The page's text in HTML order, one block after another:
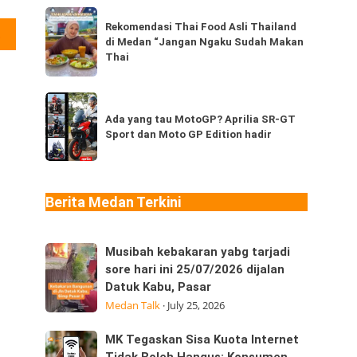
dari
Thailand,
kamu
sudah
coba
berapa
jenis?
Rekomendasi
Thai
Food
Asli
Thailand
di
Medan
“Jangan
Sudah
Makan
Rekomendasi Thai Food Asli Thailand
di Medan “Jangan Ngaku Sudah Makan
Thai
Ada
yang
tau
MotoGP?
SR-
GT
dan
Moto
GP
Edition
hadir
Ada yang tau MotoGP? Aprilia SR-GT
Sport dan Moto GP Edition hadir
Berita Medan Terkini
Musibah
kebakaran
yabg
tarjadi
sore
hari
Musibah kebakaran yabg tarjadi
sore hari ini 25/07/2026 dijalan
Datuk Kabu, Pasar
Medan Talk· July 25, 2026
MK
MK Tegaskan Sisa Kuota Internet